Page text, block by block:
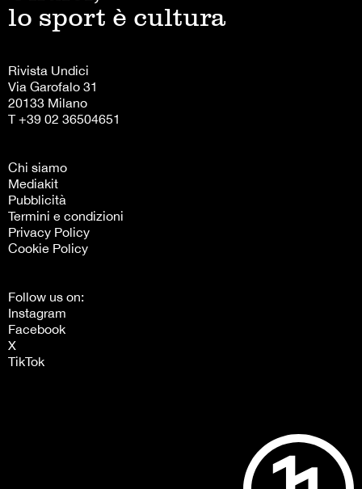
lo sport è cultura
Rivista Undici
Via Garofalo 31
20133 Milano
T +39 02 36504651
Chi siamo
Mediakit
Pubblicità
Termini e condizioni
Privacy Policy
Cookie Policy
Follow us on:
Instagram
Facebook
X
TikTok